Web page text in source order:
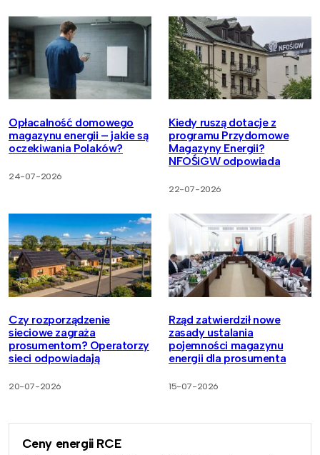
Opłacalność domowego
magazynu energii – jakie są
oczekiwania Polaków?
24-07-2026
Kiedy ruszą dotacje z
programu Przydomowe
Magazyny Energii?
NFOŚiGW odpowiada
22-07-2026
Czy rozporządzenie
sieciowe zagraża
prosumentom? Operatorzy
sieci odpowiadają
20-07-2026
Rząd zatwierdził nowe
zasady ustalania
pojemności magazynu
energii dla prosumenta
15-07-2026
Ceny energii RCE